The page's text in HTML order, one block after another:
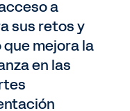
a
sus retos y
mejora la
en las